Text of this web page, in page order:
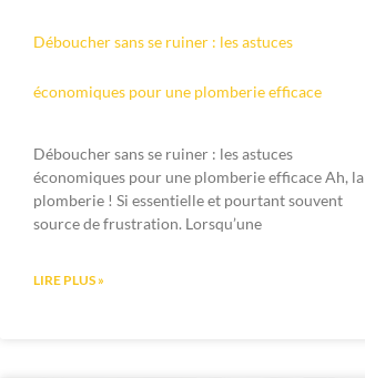
Déboucher sans se ruiner : les astuces
économiques pour une plomberie efficace
Déboucher sans se ruiner : les astuces
économiques pour une plomberie efficace Ah, la
plomberie ! Si essentielle et pourtant souvent
source de frustration. Lorsqu’une
LIRE PLUS »